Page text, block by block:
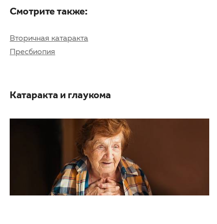
Смотрите также:
Вторичная катаракта
Пресбиопия
Катаракта и глаукома